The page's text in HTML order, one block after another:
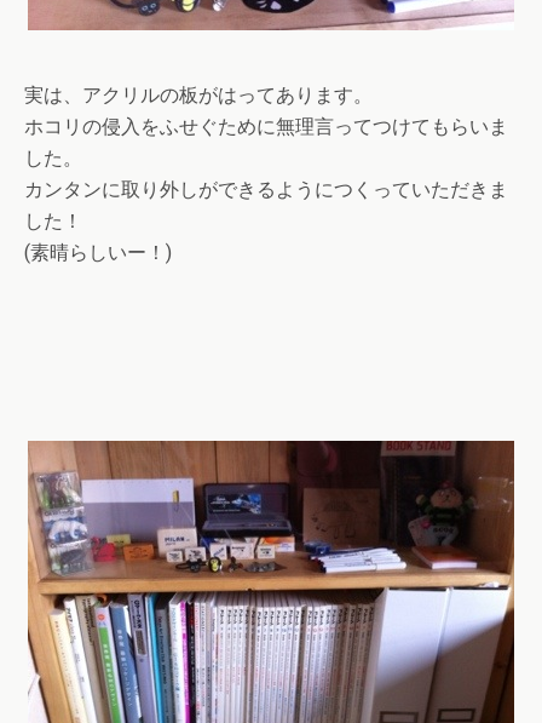
実は、アクリルの板がはってあります。
ホコリの侵入をふせぐために無理言ってつけてもらいま
した。
カンタンに取り外しができるようにつくっていただきま
した！
(素晴らしいー！)